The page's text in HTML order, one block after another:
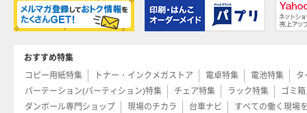
おすすめ特集
コピー用紙特集
トナー・インクメガストア 電卓特集 電池特集
タ
パーテーション(パーティション)特集
チェア特集 ラック特集
ゴミ
ダンボール専門ショップ
現場のチカラ 台車ナビ
すべての働く現場